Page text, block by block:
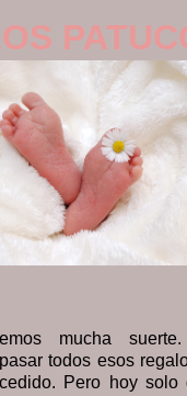
mucha
todos esos
Pero hoy solo